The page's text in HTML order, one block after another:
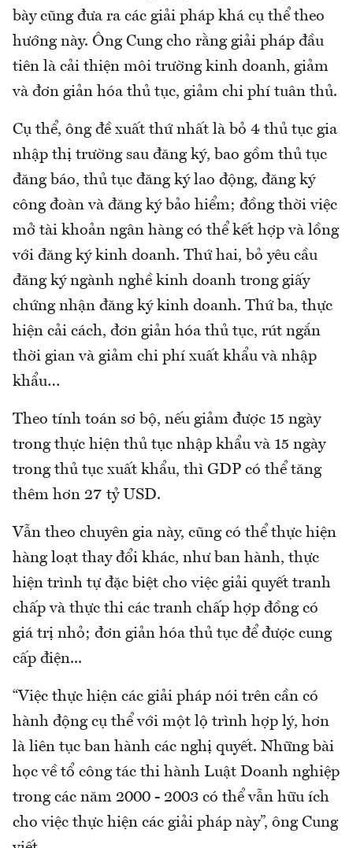
bày cũng đưa ra các giải pháp khá cụ thể theo
hướng này. Ông Cung cho rằng giải pháp đầu
tiên là cải thiện môi trường kinh doanh, giảm
và đơn giản hóa thủ tục, giảm chi phí tuân thủ.
Cụ thể, ông đề xuất thứ nhất là bỏ 4 thủ tục gia
nhập thị trường sau đăng ký, bao gồm thủ tục
đăng báo, thủ tục đăng ký lao động, đăng ký
công đoàn và đăng ký bảo hiểm; đồng thời việc
mở tài khoản ngân hàng có thể kết hợp và lồng
với đăng ký kinh doanh. Thứ hai, bỏ yêu cầu
đăng ký ngành nghề kinh doanh trong giấy
chứng nhận đăng ký kinh doanh. Thứ ba, thực
hiện cải cách, đơn giản hóa thủ tục, rút ngắn
thời gian và giảm chi phí xuất khẩu và nhập
khẩu…
Theo tính toán sơ bộ, nếu giảm được 15 ngày
trong thực hiện thủ tục nhập khẩu và 15 ngày
trong thủ tục xuất khẩu, thì GDP có thể tăng
thêm hơn 27 tỷ USD.
Vẫn theo chuyên gia này, cũng có thể thực hiện
hàng loạt thay đổi khác, như ban hành, thực
hiện trình tự đặc biệt cho việc giải quyết tranh
chấp và thực thi các tranh chấp hợp đồng có
giá trị nhỏ; đơn giản hóa thủ tục để được cung
cấp điện...
“Việc thực hiện các giải pháp nói trên cần có
hành động cụ thể với một lộ trình hợp lý, hơn
là liên tục ban hành các nghị quyết. Những bài
học về tổ công tác thi hành Luật Doanh nghiệp
trong các năm 2000 - 2003 có thể vẫn hữu ích
cho việc thực hiện các giải pháp này”, ông Cung